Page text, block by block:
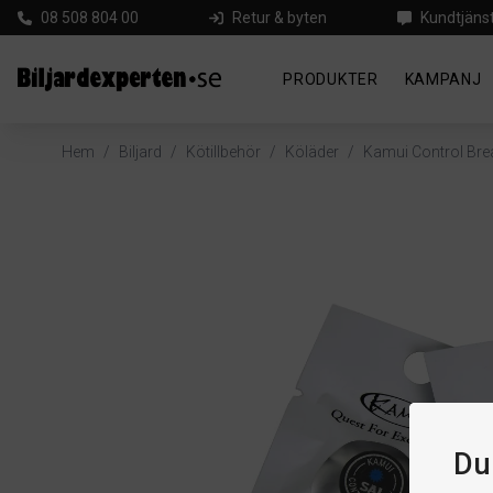
08 508 804 00 Retur & byten
PRODUKTER KAMPANJ
Hem / Biljard / Kötillbehör / Köläder / Kamui Control